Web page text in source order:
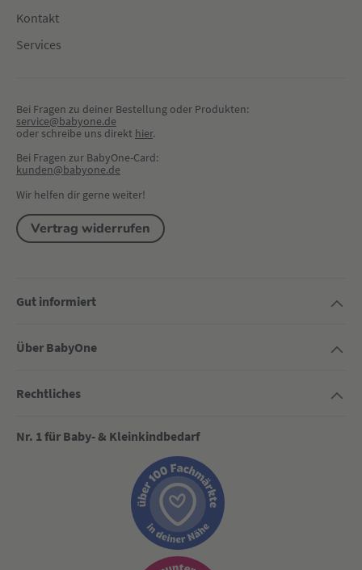
Kontakt
Services
Bei Fragen zu deiner Bestellung oder Produkten:
service@babyone.de
oder schreibe uns direkt hier.
Bei Fragen zur BabyOne-Card:
kunden@babyone.de
Wir helfen dir gerne weiter!
Vertrag widerrufen
Gut informiert
Über BabyOne
Rechtliches
Nr. 1 für Baby- & Kleinkindbedarf